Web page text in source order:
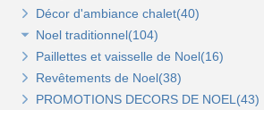
Décor d'ambiance chalet(40)
Noel traditionnel(104)
Décorations de sapin(45)
Stickers de Noel(23)
Centre de table, décors et cotillons(37)
Paillettes et vaisselle de Noel(16)
Revêtements de Noel(38)
PROMOTIONS DECORS DE NOEL(43)